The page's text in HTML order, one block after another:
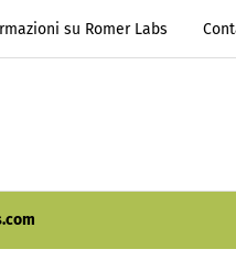
su Romer Labs